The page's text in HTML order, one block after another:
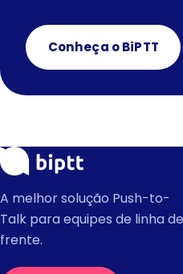
Conheça o BiPTT
A melhor solução Push-to-
Talk para equipes de linha de
frente.